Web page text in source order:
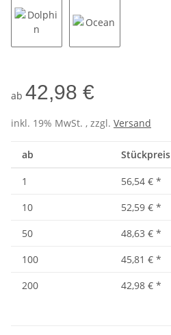
ab 42,98 €
inkl. 19% MwSt. , zzgl. Versand
ab Stückpreis
1 56,54 € *
10
52,59 € *
50
48,63 € *
100
45,81 € *
200
42,98 € *